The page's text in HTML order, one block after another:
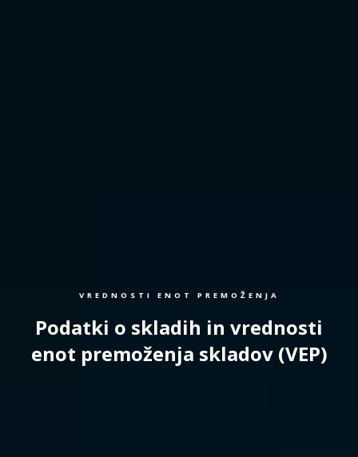
VREDNOSTI ENOT PREMOŽENJA
Podatki o skladih in vrednosti
enot premoženja skladov (VEP)